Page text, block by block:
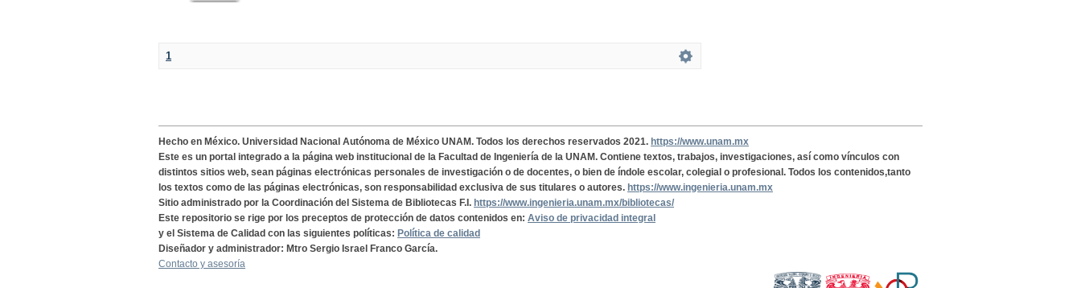
1
Hecho en México. Universidad Nacional Autónoma de México UNAM. Todos los derechos reservados 2021. https://www.unam.mx
Este es un portal integrado a la página web institucional de la Facultad de Ingeniería de la UNAM. Contiene textos, trabajos, investigaciones, así como vínculos con
distintos sitios web, sean páginas electrónicas personales de investigación o de docentes, o bien de índole escolar, colegial o profesional. Todos los contenidos,tanto
los textos como de las páginas electrónicas, son responsabilidad exclusiva de sus titulares o autores. https://www.ingenieria.unam.mx
Sitio administrado por la Coordinación del Sistema de Bibliotecas F.I. https://www.ingenieria.unam.mx/bibliotecas/
Este repositorio se rige por los preceptos de protección de datos contenidos en: Aviso de privacidad integral
y el Sistema de Calidad con las siguientes políticas: Política de calidad
Diseñador y administrador: Mtro Sergio Israel Franco García.
Contacto y asesoría